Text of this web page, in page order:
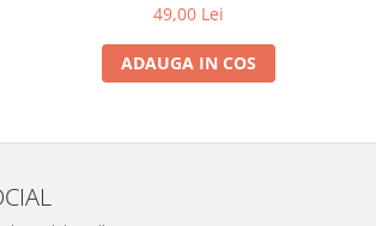
49,00 Lei
ADAUGA IN COS